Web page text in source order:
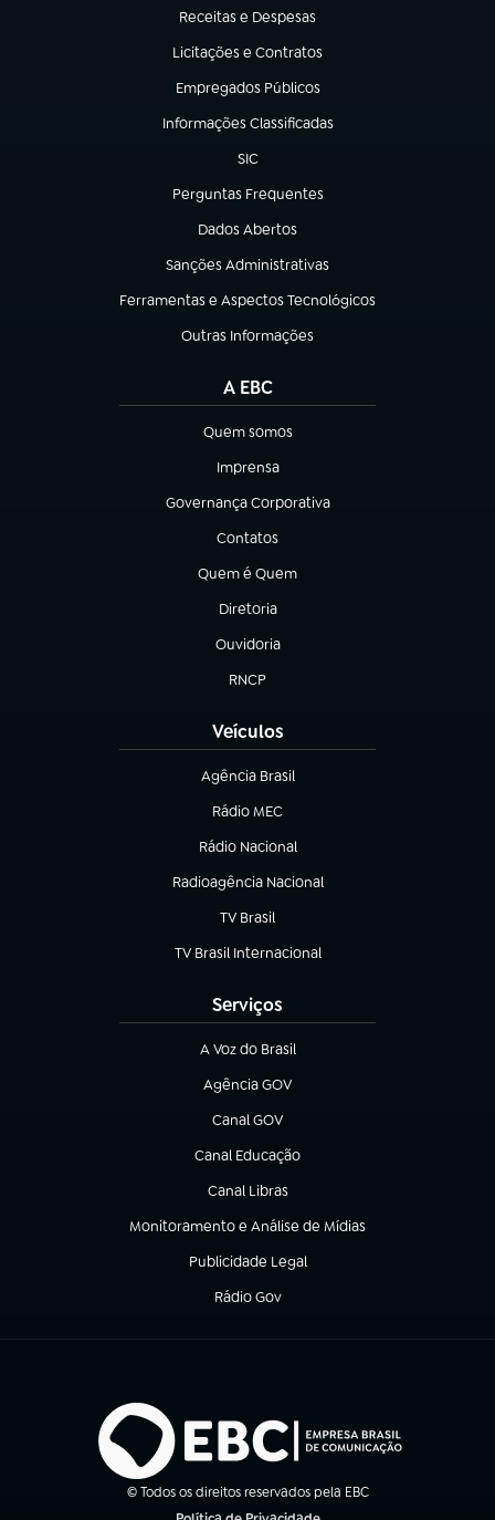
Receitas e Despesas
(abre em nova aba)
Licitações e Contratos
(abre em nova aba)
Empregados Públicos
(abre em nova aba)
Informações Classificadas
(abre em nova aba)
SIC
(abre em nova aba)
Perguntas Frequentes
(abre em nova aba)
Dados Abertos
(abre em nova aba)
Sanções Administrativas
(abre em nova aba)
Ferramentas e Aspectos Tecnológicos
(abre em nova aba)
Outras Informações
(abre em nova aba)
A EBC
Quem somos
(abre em nova aba)
Imprensa
(abre em nova aba)
Governança Corporativa
(abre em nova aba)
Contatos
(abre em nova aba)
Quem é Quem
(abre em nova aba)
Diretoria
(abre em nova aba)
Ouvidoria
(abre em nova aba)
RNCP
(abre em nova aba)
Veículos
Agência Brasil
(abre em nova aba)
Rádio MEC
(abre em nova aba)
Rádio Nacional
Radioagência Nacional
(abre em nova aba)
TV Brasil
(abre em nova aba)
TV Brasil Internacional
(abre em nova aba)
Serviços
A Voz do Brasil
(abre em nova aba)
Agência GOV
(abre em nova aba)
Canal GOV
(abre em nova aba)
Canal Educação
(abre em nova aba)
Canal Libras
(abre em nova aba)
Monitoramento e Análise de Mídias
(abre em nova aba)
Publicidade Legal
(abre em nova aba)
Rádio Gov
(abre em nova aba)
© Todos os direitos reservados pela EBC